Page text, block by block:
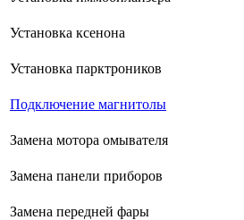
Установка ксенона
Установка парктроников
Подключение магнитолы
Замена мотора омывателя
Замена панели приборов
Замена передней фары